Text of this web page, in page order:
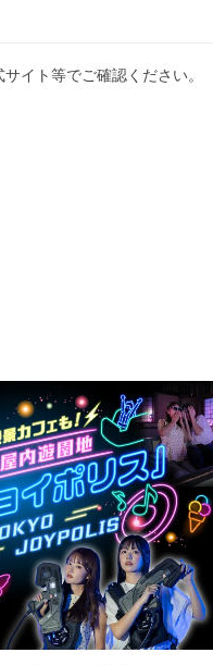
イト等でご確認ください。